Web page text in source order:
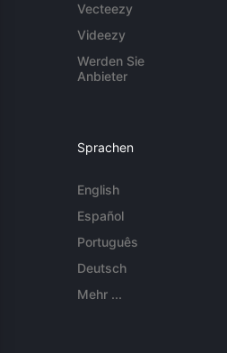
Vecteezy
Videezy
Werden Sie
Anbieter
Sprachen
English
Español
Português
Deutsch
Mehr ...